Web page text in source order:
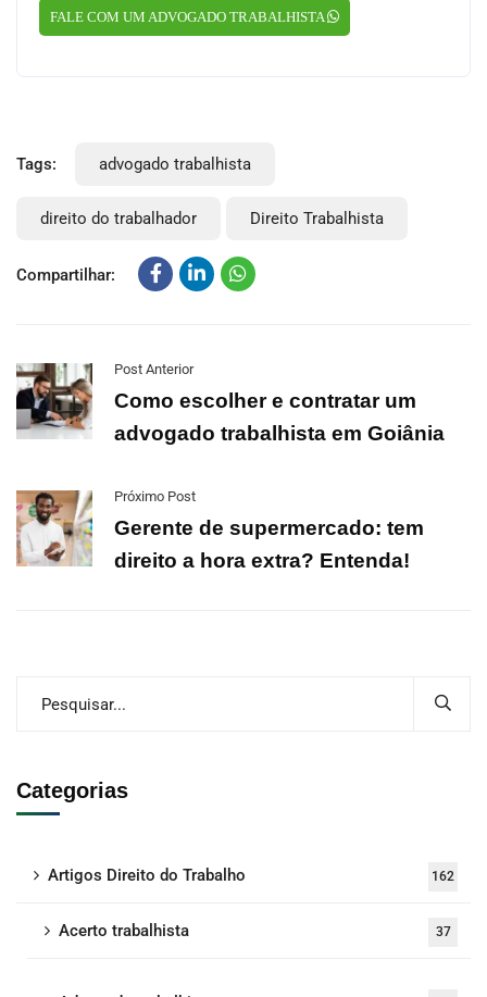
FALE COM UM ADVOGADO TRABALHISTA
Tags: advogado trabalhista
direito do trabalhador Direito Trabalhista
Compartilhar:
Post Anterior
Como escolher e contratar um
advogado trabalhista em Goiânia
Próximo Post
Gerente de supermercado: tem
direito a hora extra? Entenda!
Categorias
Artigos Direito do Trabalho 162
Acerto trabalhista 37